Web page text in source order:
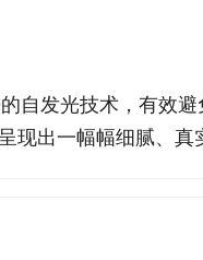
自发光技术，有效
现出一幅幅细腻、真